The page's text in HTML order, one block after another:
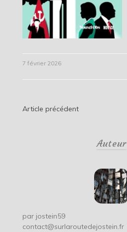
7 février 2026
Navigation
Article précédent
Auteur
par jostein59
contact@surlaroutedejostein.fr